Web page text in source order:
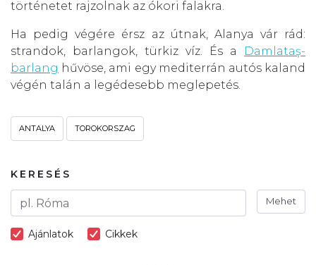
történetet rajzolnak az ókori falakra.
Ha pedig végére érsz az útnak, Alanya vár rád:
strandok, barlangok, türkiz víz. És a
Damlataş-
barlang hűvöse, ami egy mediterrán autós kaland
végén talán a legédesebb meglepetés.
ANTALYA TOROKORSZAG
KERESÉS
Mehet
Ajánlatok Cikkek